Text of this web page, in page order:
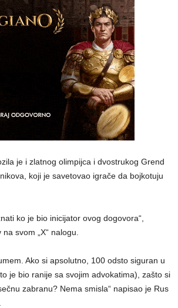
je i zlatnog olimpijca i dvostrukog Grend
koji je savetovao igrače da bojkotuju
ko je bio inicijator ovog dogovora“,
svom „X“ nalogu.
Ako si apsolutno, 100 odsto siguran u
je bio ranije sa svojim advokatima), zašto si
zabranu? Nema smisla“ napisao je Rus